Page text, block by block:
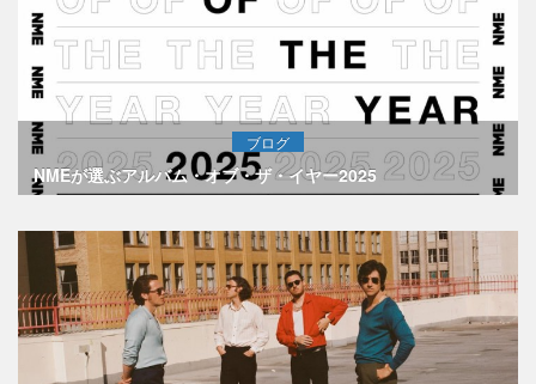
ブログ
NMEが選ぶアルバム・オブ・ザ・イヤー2025